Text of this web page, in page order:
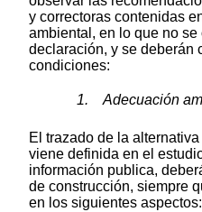
y correctoras contenidas
ambiental, en lo que no
declaración, y se deberán
condiciones:
1. Adecuación
El trazado de la
viene definida en el
información publica,
de construcción, siempre
en los siguientes aspectos: